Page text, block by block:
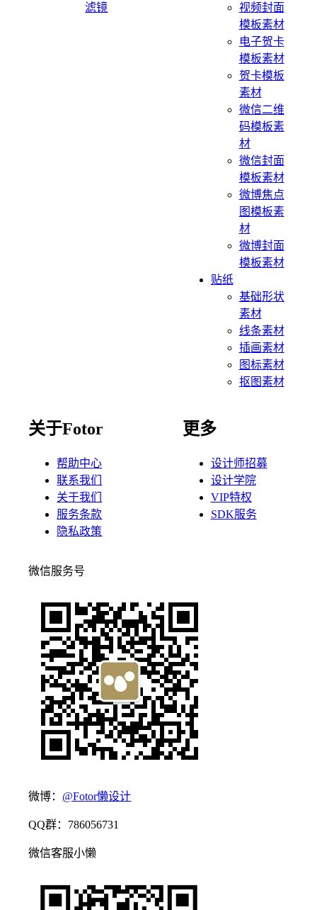
滤镜
视频封面
模板素材
电子贺卡
模板素材
贺卡模板
素材
微信二维
码模板素
材
微信封面
模板素材
微博焦点
图模板素
材
微博封面
模板素材
贴纸
基础形状
素材
线条素材
插画素材
图标素材
抠图素材
关于Fotor
帮助中心
联系我们
关于我们
服务条款
隐私政策
更多
设计师招募
设计学院
VIP特权
SDK服务
微信服务号
微博： @Fotor懒设计
QQ群：786056731
微信客服小懒